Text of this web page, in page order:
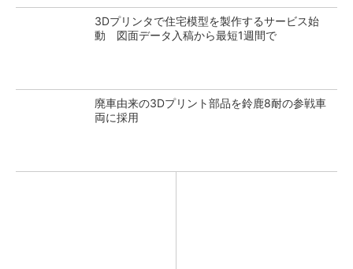
3Dプリンタで住宅模型を製作するサービス始
動 図面データ入稿から最短1週間で
廃車由来の3Dプリント部品を鈴鹿8耐の参戦車
両に採用